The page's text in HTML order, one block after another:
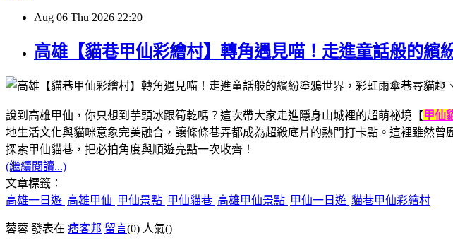
Aug 06 Thu 2026 22:20
高雄【貓巷甲仙彩繪村】轉角遇見喵！走進童話般的繽
說到高雄甲仙，你只想到芋頭冰跟筍乾嗎？這次帶大家走進隱身山城裡的超萌祕境【甲仙
地生活文化與貓咪意象完美融合，讓條條巷弄都成為超殺底片的熱門打卡點。這裡雖然
探索甲仙貓巷，把必拍角度與順遊亮點一次收齊！
(繼續閱讀...)
文章標籤：
高雄一日遊 高雄甲仙 甲仙景點 甲仙貓巷 高雄甲仙景點 甲仙一日遊 貓巷甲仙彩繪村
蓉蓉 發表在 痞客邦 留言(0) 人氣()